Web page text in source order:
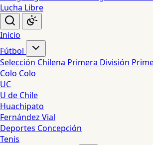
Lucha Libre
Inicio
Fútbol
Selección Chilena Primera División
Colo Colo
UC
U de Chile
Huachipato
Fernández Vial
Deportes Concepción
Tenis